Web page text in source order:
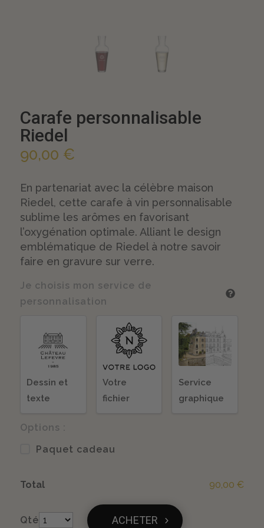
Carafe personnalisable
Riedel
90,00 €
En partenariat avec la célèbre maison
Riedel, cette carafe à vin personnalisable
sublime les arômes en favorisant
l’oxygénation optimale. Alliant le design
emblématique de Riedel à notre savoir
faire en gravure sur verre.
Je choisis mon service de
personnalisation
Dessin et
texte
Votre
fichier
Service
graphique
Options :
Paquet cadeau
Total 90,00 €
Qté ACHETER